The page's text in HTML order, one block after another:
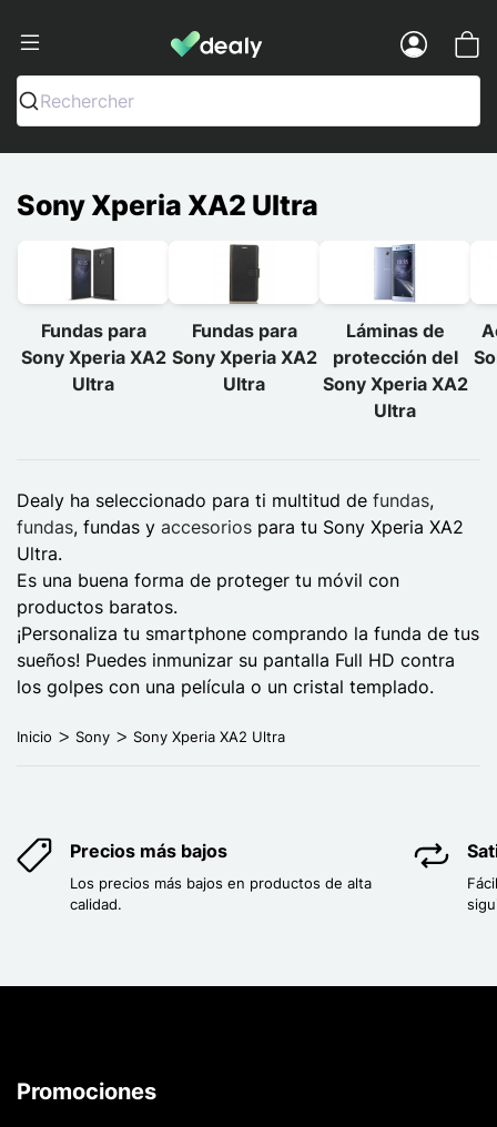
Dealy - Fundas y accesorios para
Rechercher
Sony Xperia XA2 Ultra
Fundas para
Sony Xperia XA2
Ultra
Fundas para
Sony Xperia XA2
Ultra
Láminas de
protección del
Sony Xperia XA2
Ultra
Dealy ha seleccionado para ti multitud de fundas,
fundas, fundas y accesorios para tu Sony Xperia XA2
Ultra.
Es una buena forma de proteger tu móvil con
productos baratos.
¡Personaliza tu smartphone comprando la funda de tus
sueños! Puedes inmunizar su pantalla Full HD contra
los golpes con una película o un cristal templado.
Inicio Sony Sony Xperia XA2 Ultra
Precios más bajos
Los precios más bajos en productos de alta
calidad.
Promociones